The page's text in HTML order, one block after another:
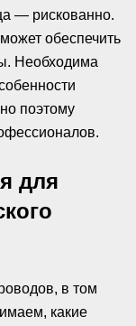
— рискованно.
обеспечить
Необходима
поэтому
для
в том
какие